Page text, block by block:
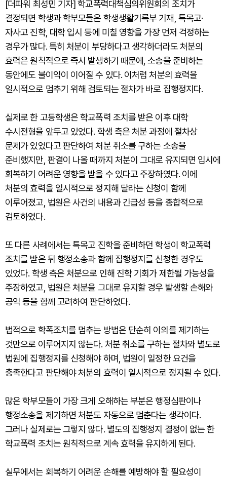
[더파워 최성민 기자] 학교폭력대책심의위원회의 조치가
결정되면 학생과 학부모들은 학생생활기록부 기재, 특목고·
자사고 진학, 대학 입시 등에 미칠 영향을 가장 먼저 걱정하는
경우가 많다. 특히 처분이 부당하다고 생각하더라도 처분의
효력은 원칙적으로 즉시 발생하기 때문에, 소송을 준비하는
동안에도 불이익이 이어질 수 있다. 이처럼 처분의 효력을
일시적으로 멈추기 위해 검토되는 절차가 바로 집행정지다.
실제로 한 고등학생은 학교폭력 조치를 받은 이후 대학
수시전형을 앞두고 있었다. 학생 측은 처분 과정에 절차상
문제가 있었다고 판단하여 처분 취소를 구하는 소송을
준비했지만, 판결이 나올 때까지 처분이 그대로 유지되면 입시에
회복하기 어려운 영향을 받을 수 있다고 주장하였다. 이에
처분의 효력을 일시적으로 정지해 달라는 신청이 함께
이루어졌고, 법원은 사건의 내용과 긴급성 등을 종합적으로
검토하였다.
또 다른 사례에서는 특목고 진학을 준비하던 학생이 학교폭력
조치를 받은 뒤 행정소송과 함께 집행정지를 신청한 경우도
있었다. 학생 측은 처분으로 인해 진학 기회가 제한될 가능성을
주장하였고, 법원은 처분을 그대로 유지할 경우 발생할 손해와
공익 등을 함께 고려하여 판단하였다.
법적으로 학폭조치를 멈추는 방법은 단순히 이의를 제기하는
것만으로 이루어지지 않는다. 처분 취소를 구하는 절차와 별도로
법원에 집행정지를 신청해야 하며, 법원이 일정한 요건을
충족한다고 판단해야 처분의 효력이 일시적으로 정지될 수 있다.
많은 학부모들이 가장 크게 오해하는 부분은 행정심판이나
행정소송을 제기하면 처분도 자동으로 멈춘다는 생각이다.
그러나 실제로는 그렇지 않다. 별도의 집행정지 결정이 없는 한
학교폭력 조치는 원칙적으로 계속 효력을 유지하게 된다.
실무에서는 회복하기 어려운 손해를 예방해야 할 필요성이